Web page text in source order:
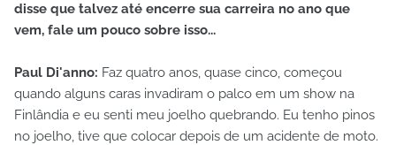
disse que talvez até encerre sua carreira no ano que
vem, fale um pouco sobre isso...
Paul Di'anno: Faz quatro anos, quase cinco, começou
quando alguns caras invadiram o palco em um show na
Finlândia e eu senti meu joelho quebrando. Eu tenho pinos
no joelho, tive que colocar depois de um acidente de moto.